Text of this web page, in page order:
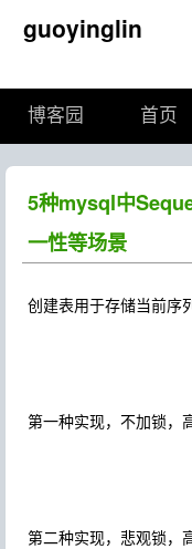
guoyinglin
博客园 首页
5种mysql中
一性等场景
创建表用于存储当前序
第一种实现，不加锁，
第二种实现，悲观锁，